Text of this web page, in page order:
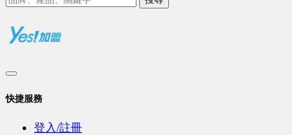
快捷服務
登入/註冊